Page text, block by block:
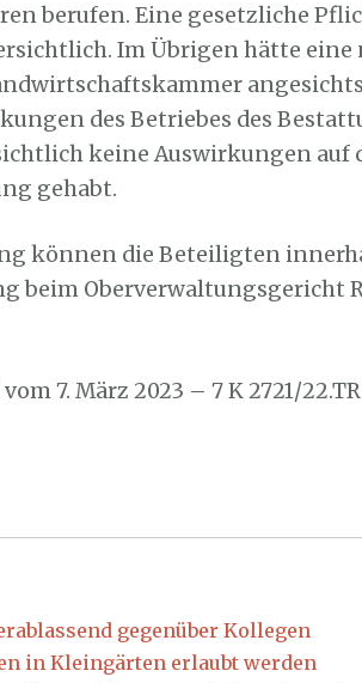
berufen. Eine gesetzliche
Im Übrigen hätte eine
des Betriebes des
keine Auswirkungen auf
gehabt.
können die Beteiligten
beim Oberverwaltungsgericht
7. März 2023 – 7 K 2721/
gegenüber Kollegen
in Kleingärten erlaubt werden